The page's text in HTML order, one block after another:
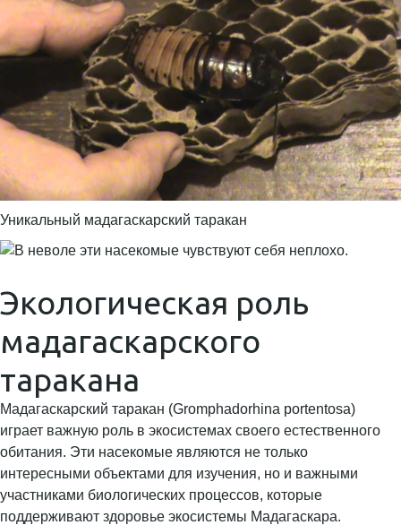
Уникальный мадагаскарский таракан
Экологическая роль
мадагаскарского
таракана
Мадагаскарский таракан (Gromphadorhina portentosa)
играет важную роль в экосистемах своего естественного
обитания. Эти насекомые являются не только
интересными объектами для изучения, но и важными
участниками биологических процессов, которые
поддерживают здоровье экосистемы Мадагаскара.